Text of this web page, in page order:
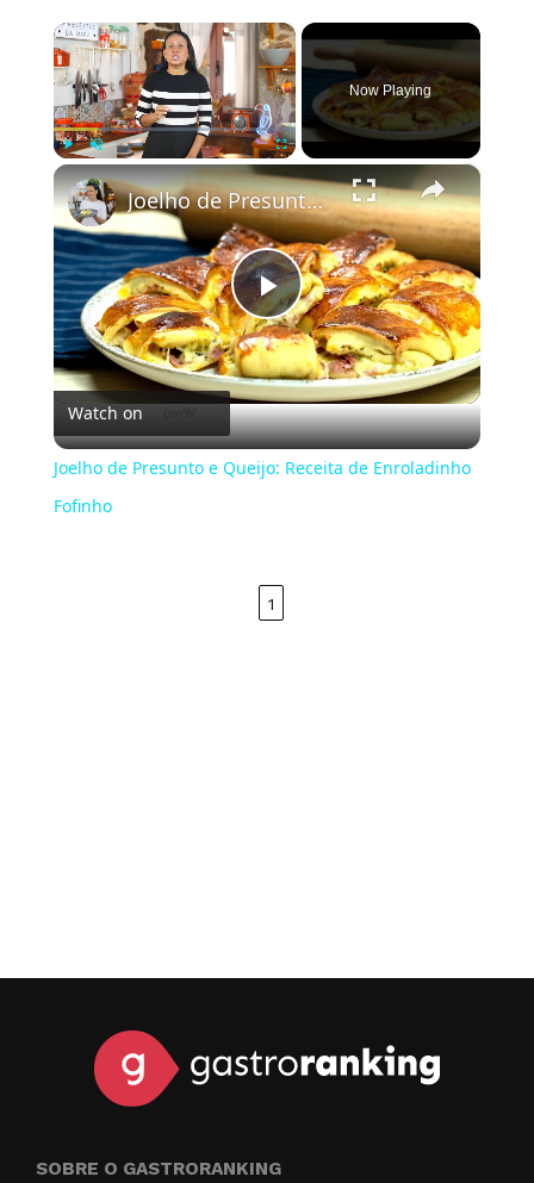
×
Now Playing
×
Play
Video
Joelho de Presunto e Queijo: Receita de Enroladinho Fofinho
Watch on
Joelho de Presunto e Queijo: Receita de Enroladinho
Fofinho
1
SOBRE O GASTRORANKING